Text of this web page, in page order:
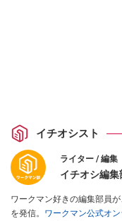
イチオシスト
ライター / 編集
イチオシ編
ワークマン好きの編集部員
を発信。 ワークマン公式オ